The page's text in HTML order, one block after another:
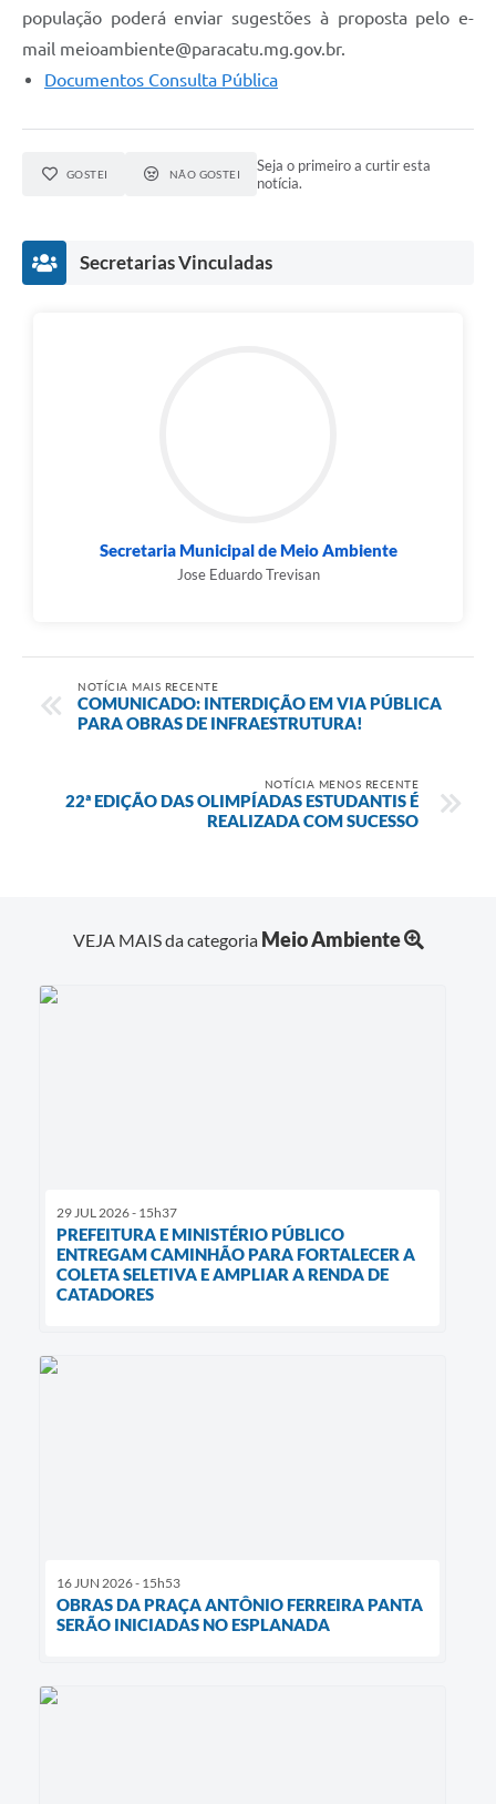
população poderá enviar sugestões à proposta pelo e-
mail meioambiente@paracatu.mg.gov.br.
Documentos Consulta Pública
GOSTEI NÃO GOSTEI
Seja o primeiro a curtir esta
notícia.
Secretarias Vinculadas
Secretaria Municipal de Meio Ambiente
Jose Eduardo Trevisan
NOTÍCIA MAIS RECENTE
COMUNICADO: INTERDIÇÃO EM VIA PÚBLICA
PARA OBRAS DE INFRAESTRUTURA!
NOTÍCIA MENOS RECENTE
22ª EDIÇÃO DAS OLIMPÍADAS ESTUDANTIS É
REALIZADA COM SUCESSO
VEJA MAIS da categoria Meio Ambiente
29 JUL 2026 - 15h37
PREFEITURA E MINISTÉRIO PÚBLICO
ENTREGAM CAMINHÃO PARA FORTALECER A
COLETA SELETIVA E AMPLIAR A RENDA DE
CATADORES
16 JUN 2026 - 15h53
OBRAS DA PRAÇA ANTÔNIO FERREIRA PANTA
SERÃO INICIADAS NO ESPLANADA